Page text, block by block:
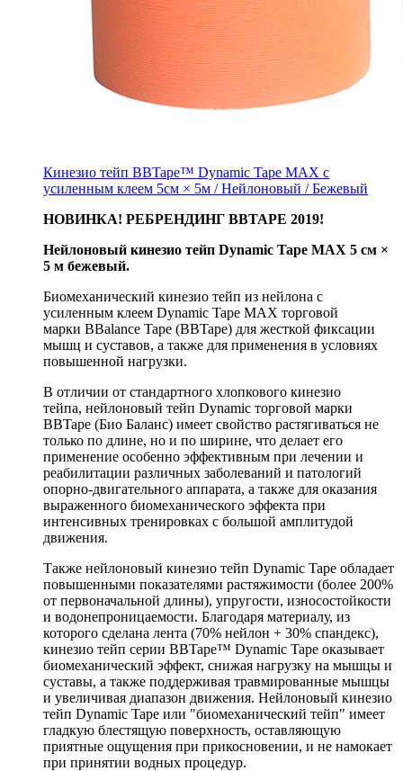
Кинезио тейп BBTape™ Dynamic Tape MAX с
усиленным клеем 5см × 5м / Нейлоновый / Бежевый
НОВИНКА! РЕБРЕНДИНГ BBTAPE 2019!
Нейлоновый кинезио тейп Dynamic Tape MAX 5 см ×
5 м бежевый.
Биомеханический кинезио тейп из нейлона с
усиленным клеем Dynamic Tape MAX торговой
марки BBalance Tape (BBTape) для жесткой фиксации
мышц и суставов, а также для применения в условиях
повышенной нагрузки.
В отличии от стандартного хлопкового кинезио
тейпа, нейлоновый тейп Dynamic торговой марки
BBTape (Био Баланс) имеет свойство растягиваться не
только по длине, но и по ширине, что делает его
применение особенно эффективным при лечении и
реабилитации различных заболеваний и патологий
опорно-двигательного аппарата, а также для оказания
выраженного биомеханического эффекта при
интенсивных тренировках с большой амплитудой
движения.
Также нейлоновый кинезио тейп Dynamic Tape обладает
повышенными показателями растяжимости (более 200%
от первоначальной длины), упругости, износостойкости
и водонепроницаемости. Благодаря материалу, из
которого сделана лента (70% нейлон + 30% спандекс),
кинезио тейп серии BBTape™ Dynamic Tape оказывает
биомеханический эффект, снижая нагрузку на мышцы и
суставы, а также поддерживая травмированные мышцы
и увеличивая диапазон движения. Нейлоновый кинезио
тейп Dynamic Tapе или "биомеханический тейп" имеет
гладкую блестящую поверхность, оставляющую
приятные ощущения при прикосновении, и не намокает
при принятии водных процедур.